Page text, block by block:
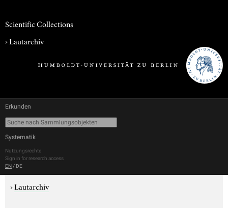
Scientific Collections
›Lautarchiv
Erkunden
Systematik
Nutzungsrechte
Sign in for research access
EN / DE
›Lautarchiv